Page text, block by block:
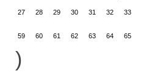
27 28 29 30 31 32 33
59 60 61 62 63 64 65
)